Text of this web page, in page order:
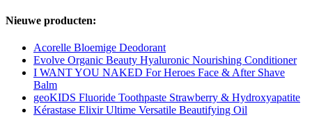
Nieuwe producten:
Acorelle Bloemige Deodorant
Evolve Organic Beauty Hyaluronic Nourishing Conditioner
I WANT YOU NAKED For Heroes Face & After Shave
Balm
geoKIDS Fluoride Toothpaste Strawberry & Hydroxyapatite
Kérastase Elixir Ultime Versatile Beautifying Oil